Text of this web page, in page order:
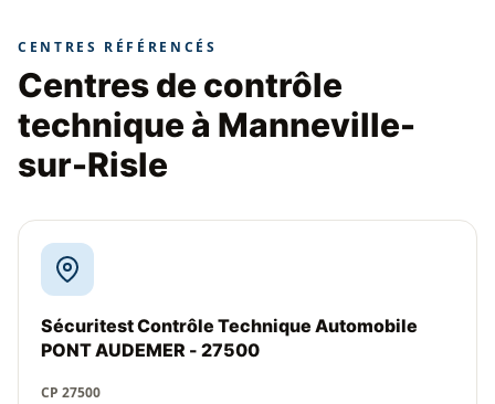
CENTRES RÉFÉRENCÉS
Centres de contrôle
technique à Manneville-
sur-Risle
Sécuritest Contrôle Technique Automobile
PONT AUDEMER - 27500
CP 27500